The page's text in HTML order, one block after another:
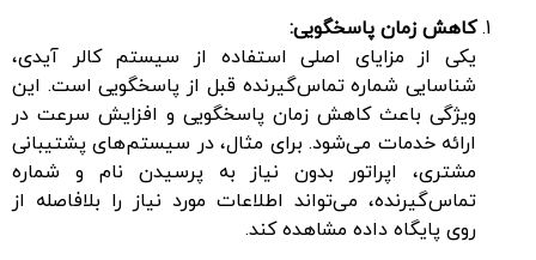
کاهش زمان پاسخگویی:
یکی از مزایای اصلی استفاده از سیستم کالر آیدی،
شناسایی شماره تماس‌گیرنده قبل از پاسخگویی است. این
ویژگی باعث کاهش زمان پاسخگویی و افزایش سرعت در
ارائه خدمات می‌شود. برای مثال، در سیستم‌های پشتیبانی
مشتری، اپراتور بدون نیاز به پرسیدن نام و شماره
تماس‌گیرنده، می‌تواند اطلاعات مورد نیاز را بلافاصله از
روی پایگاه داده مشاهده کند.